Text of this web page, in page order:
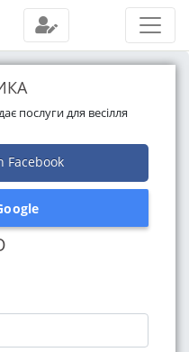
послуги для весілля
Facebook